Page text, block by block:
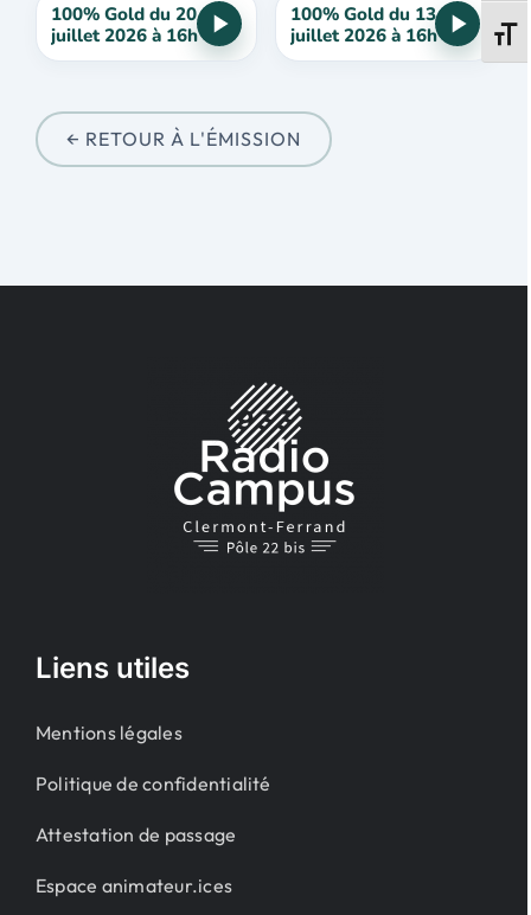
100% Gold du 20
juillet 2026 à 16h
100% Gold du 13
juillet 2026 à 16h
← RETOUR À L'ÉMISSION
Liens utiles
Mentions légales
Politique de confidentialité
Attestation de passage
Espace animateur.ices